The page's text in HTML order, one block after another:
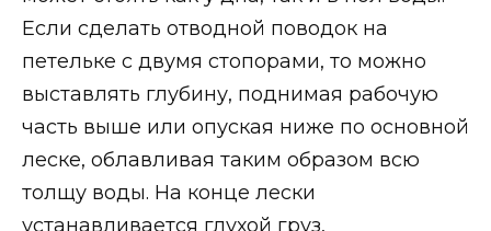
Если сделать отводной поводок на
петельке с двумя стопорами, то можно
выставлять глубину, поднимая рабочую
часть выше или опуская ниже по основной
леске, облавливая таким образом всю
толщу воды. На конце лески
устанавливается глухой груз,